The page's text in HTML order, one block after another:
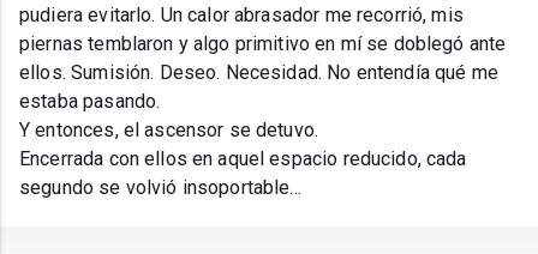
pudiera evitarlo. Un calor abrasador me recorrió, mis
piernas temblaron y algo primitivo en mí se doblegó ante
ellos. Sumisión. Deseo. Necesidad. No entendía qué me
estaba pasando.
Y entonces, el ascensor se detuvo.
Encerrada con ellos en aquel espacio reducido, cada
segundo se volvió insoportable...